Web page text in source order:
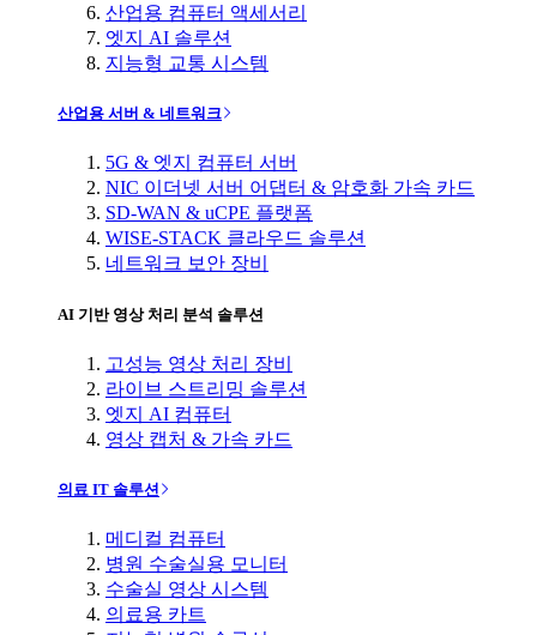
산업용 컴퓨터 액세서리
엣지 AI 솔루션
지능형 교통 시스템
산업용 서버 & 네트워크
5G & 엣지 컴퓨터 서버
NIC 이더넷 서버 어댑터 & 암호화 가속 카드
SD-WAN & uCPE 플랫폼
WISE-STACK 클라우드 솔루션
네트워크 보안 장비
AI 기반 영상 처리 분석 솔루션
고성능 영상 처리 장비
라이브 스트리밍 솔루션
엣지 AI 컴퓨터
영상 캡처 & 가속 카드
의료 IT 솔루션
메디컬 컴퓨터
병원 수술실용 모니터
수술실 영상 시스템
의료용 카트